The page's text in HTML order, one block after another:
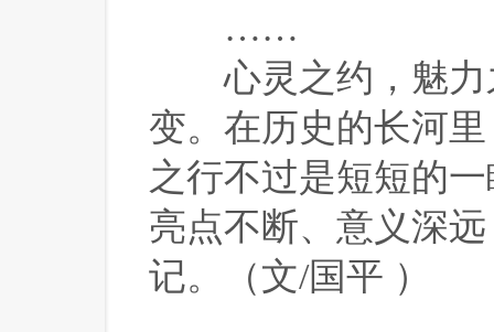
……
心灵之约，魅力
变。在历史的长河
之行不过是短短的
亮点不断、意义深
记。（文/国平 ）